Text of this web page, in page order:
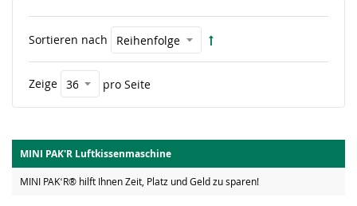
Sortieren nach
Zeige pro Seite
MINI PAK'R Luftkissenmaschine
MINI PAKʻR® hilft Ihnen Zeit, Platz und Geld zu sparen!